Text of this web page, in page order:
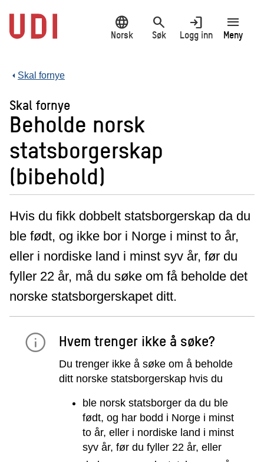
hovedinnhold
language
Norsk
search
Søk
login
Logg inn
menu
Meny
Skal fornye
Skal fornye
Beholde norsk
statsborgerskap
(bibehold)
Hvis du fikk dobbelt statsborgerskap da du
ble født, og ikke bor i Norge i minst to år,
eller i nordiske land i minst syv år, før du
fyller 22 år, må du søke om få beholde det
norske statsborgerskapet ditt.
Hvem trenger ikke å søke?
Du trenger ikke å søke om å beholde
ditt norske statsborgerskap hvis du
ble norsk statsborger da du ble
født, og har bodd i Norge i minst
to år, eller i nordiske land i minst
syv år, før du fyller 22 år, eller